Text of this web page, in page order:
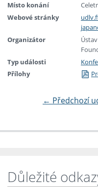
Místo konání
Webové stránky
Organizátor
Typ události
Přílohy
← Předchozí
Důležité